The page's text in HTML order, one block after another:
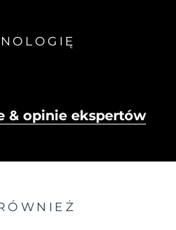
& opinie ekspertów